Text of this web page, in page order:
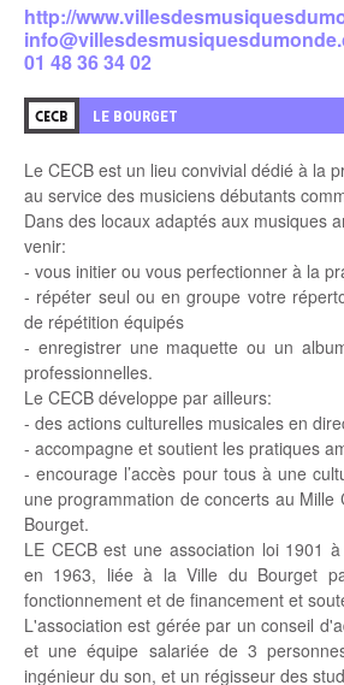
http://
01 48 36 34 02
CECB LE BOURGET
Le CECB est un lieu convivial dédié à la
au service des musiciens débutants
Dans des locaux adaptés aux musiques
venir:
- vous initier ou vous perfectionner à la
- répéter seul ou en groupe votre
de répétition équipés
- enregistrer une maquette ou un
professionnelles.
Le CECB développe par ailleurs:
- des actions culturelles musicales en
- accompagne et soutient les pratiques
- encourage l’accès pour tous à une
une programmation de concerts au Mille
Bourget.
LE CECB est une association loi 1901
en 1963, liée à la Ville du Bourget
fonctionnement et de financement et
L'association est gérée par un conseil
et une équipe salariée de 3
ingénieur du son, et un régisseur des